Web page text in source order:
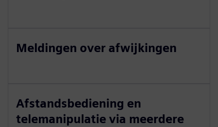
Meldingen over afwijkingen
Afstandsbediening en
telemanipulatie via meerdere